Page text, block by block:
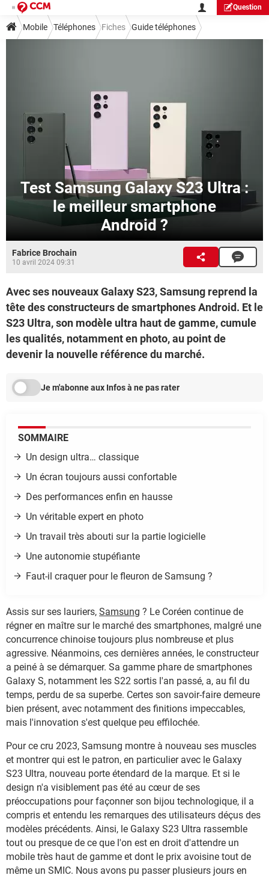
Question
Mobile Téléphones Fiches Guide téléphones
Test Samsung Galaxy S23 Ultra :
le meilleur smartphone
Android ?
Fabrice Brochain
10 avril 2024 09:31
Avec ses nouveaux Galaxy S23, Samsung reprend la
tête des constructeurs de smartphones Android. Et le
S23 Ultra, son modèle ultra haut de gamme, cumule
les qualités, notamment en photo, au point de
devenir la nouvelle référence du marché.
Je m'abonne aux Infos à ne pas rater
SOMMAIRE
Un design ultra… classique
Un écran toujours aussi confortable
Des performances enfin en hausse
Un véritable expert en photo
Un travail très abouti sur la partie logicielle
Une autonomie stupéfiante
Faut-il craquer pour le fleuron de Samsung ?
Assis sur ses lauriers, Samsung ? Le Coréen continue de
régner en maître sur le marché des smartphones, malgré une
concurrence chinoise toujours plus nombreuse et plus
agressive. Néanmoins, ces dernières années, le constructeur
a peiné à se démarquer. Sa gamme phare de smartphones
Galaxy S, notamment les S22 sortis l'an passé, a, au fil du
temps, perdu de sa superbe. Certes son savoir-faire demeure
bien présent, avec notamment des finitions impeccables,
mais l'innovation s'est quelque peu effilochée.
Pour ce cru 2023, Samsung montre à nouveau ses muscles
et montrer qui est le patron, en particulier avec le Galaxy
S23 Ultra, nouveau porte étendard de la marque. Et si le
design n'a visiblement pas été au cœur de ses
préoccupations pour façonner son bijou technologique, il a
compris et entendu les remarques des utilisateurs déçus des
modèles précédents. Ainsi, le Galaxy S23 Ultra rassemble
tout ou presque de ce que l'on est en droit d'attendre un
mobile très haut de gamme et dont le prix avoisine tout de
même un SMIC. Nous avons pu passer plusieurs jours en